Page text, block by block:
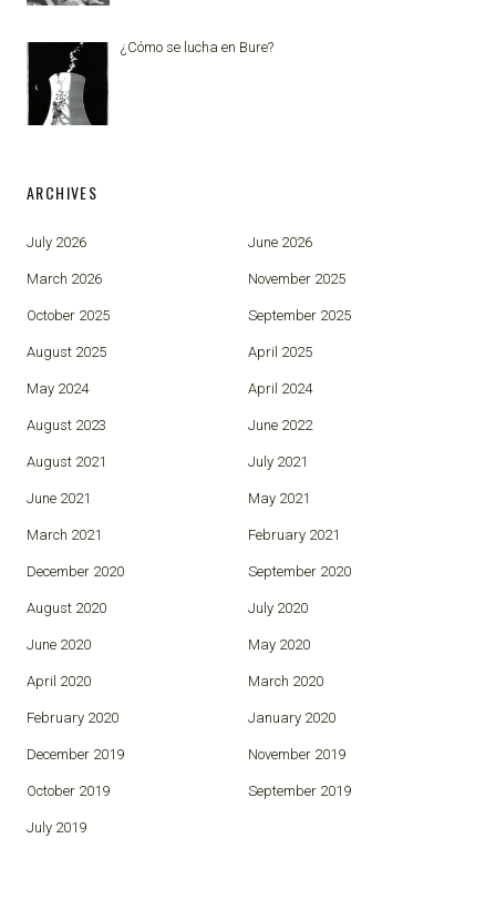
¿Cómo se lucha en Bure?
ARCHIVES
July 2026 June 2026
March 2026 November 2025
October 2025 September 2025
August 2025 April 2025
May 2024 April 2024
August 2023 June 2022
August 2021 July 2021
June 2021 May 2021
March 2021 February 2021
December 2020 September 2020
August 2020 July 2020
June 2020 May 2020
April 2020 March 2020
February 2020 January 2020
December 2019 November 2019
October 2019 September 2019
July 2019